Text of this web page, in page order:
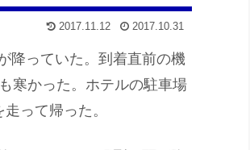
2017.11.12 2017.10.31
降っていた。到着直前の機
寒かった。ホテルの駐車場
って帰った。